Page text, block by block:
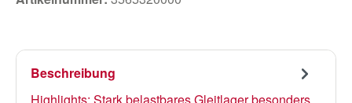
Beschreibung
Highlights: Stark belastbares Gleitlager besonders